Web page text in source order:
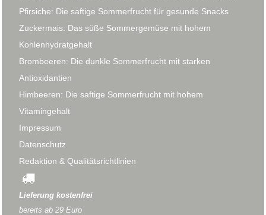
Pfirsiche: Die saftige Sommerfrucht für gesunde Snacks
Zuckermais: Das süße Sommergemüse mit hohem
Kohlenhydratgehalt
Brombeeren: Die dunkle Sommerfrucht mit starken
Antioxidantien
Himbeeren: Die saftige Sommerfrucht mit hohem
Vitamingehalt
Impressum
Datenschutz
Redaktion & Qualitätsrichtlinien
Lieferung kostenfrei
bereits ab 29 Euro